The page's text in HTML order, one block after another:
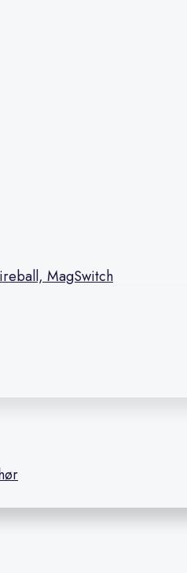
MagSwitch